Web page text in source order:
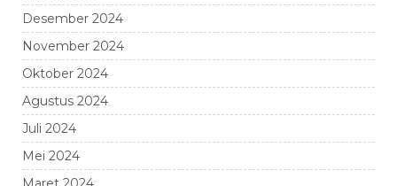
Desember 2024
November 2024
Oktober 2024
Agustus 2024
Juli 2024
Mei 2024